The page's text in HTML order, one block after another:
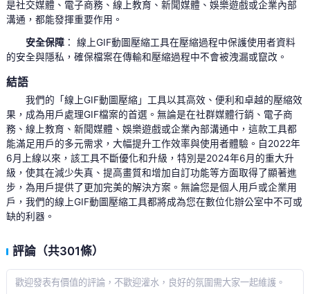
是社交媒體、電子商務、線上教育、新聞媒體、娛樂遊戲或企業內部
溝通，都能發揮重要作用。
安全保障： 線上GIF動圖壓縮工具在壓縮過程中保護使用者資料
的安全與隱私，確保檔案在傳輸和壓縮過程中不會被洩漏或竄改。
結語
我們的「線上GIF動圖壓縮」工具以其高效、便利和卓越的壓縮效
果，成為用戶處理GIF檔案的首選。無論是在社群媒體行銷、電子商
務、線上教育、新聞媒體、娛樂遊戲或企業內部溝通中，這款工具都
能滿足用戶的多元需求，大幅提升工作效率與使用者體驗。自2022年
6月上線以來，該工具不斷優化和升級，特別是2024年6月的重大升
級，使其在減少失真、提高畫質和增加自訂功能等方面取得了顯著進
步，為用戶提供了更加完美的解決方案。無論您是個人用戶或企業用
戶，我們的線上GIF動圖壓縮工具都將成為您在數位化辦公室中不可或
缺的利器。
評論（共301條）